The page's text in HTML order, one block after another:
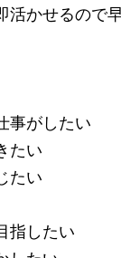
活かせるので
事がしたい
たい
たい
指したい